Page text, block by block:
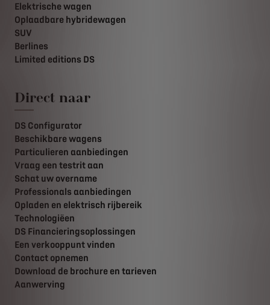
Elektrische wagen
Oplaadbare hybridewagen
SUV
Berlines
Limited editions DS
Direct naar
DS Configurator
Beschikbare wagens
Particulieren aanbiedingen
Vraag een testrit aan
Schat uw overname
Professionals aanbiedingen
Opladen en elektrisch rijbereik
Technologiëen
DS Financieringsoplossingen
Een verkooppunt vinden
Contact opnemen
Download de brochure en tarieven
Aanwerving